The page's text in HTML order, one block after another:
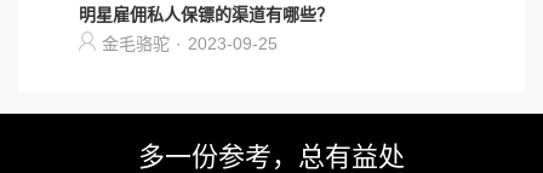
明星雇佣私人保镖的渠道有哪些？
金毛骆驼 · 2023-09-25
多一份参考，总有益处